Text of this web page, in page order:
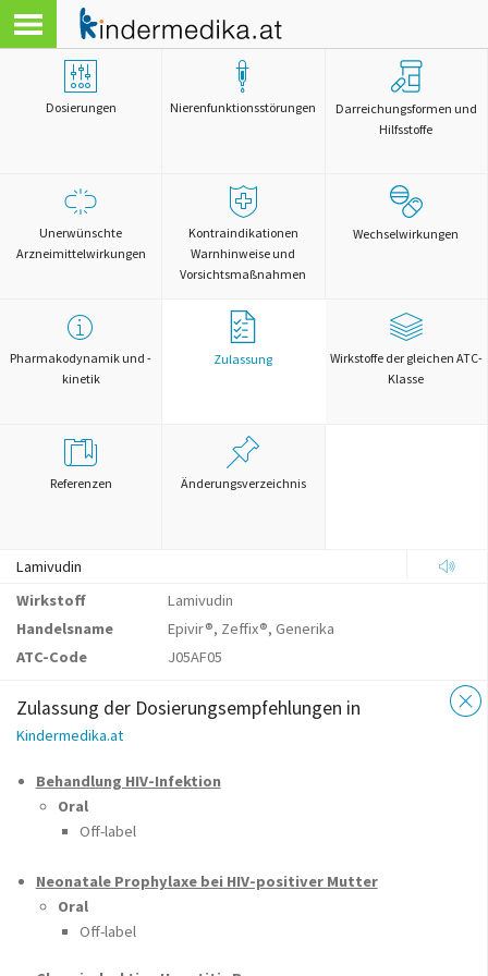
Dosierungen Nierenfunktionsstörungen
Darreichungsformen und
Hilfsstoffe
Unerwünschte
Arzneimittelwirkungen
Kontraindikationen
Warnhinweise und
Vorsichtsmaßnahmen
Wechselwirkungen
Pharmakodynamik und -
kinetik
Zulassung
Wirkstoffe der gleichen ATC-
Klasse
Referenzen Änderungsverzeichnis
Lamivudin
Wirkstoff
Lamivudin
Handelsname
Epivir®, Zeffix®, Generika
ATC-Code
J05AF05
Zulassung der Dosierungsempfehlungen in
Kindermedika.at
Behandlung HIV-Infektion
Oral
Off-label
Neonatale Prophylaxe bei HIV-positiver Mutter
Oral
Off-label